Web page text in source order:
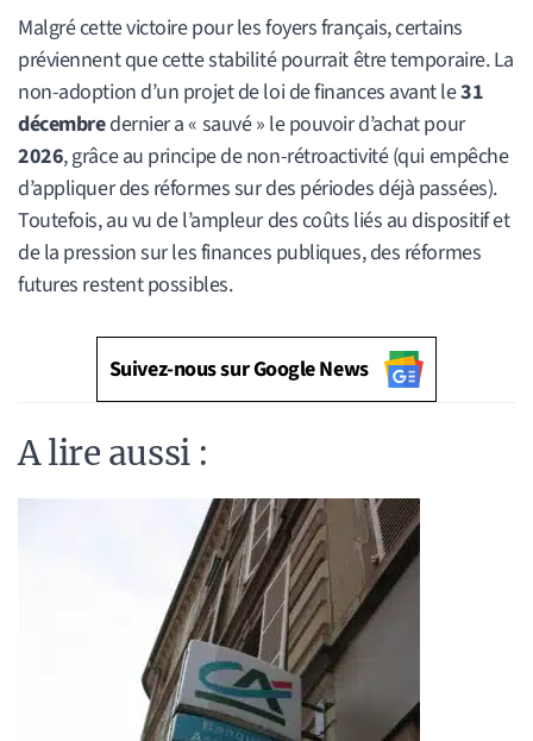
Malgré cette victoire pour les foyers français, certains
préviennent que cette stabilité pourrait être temporaire. La
non-adoption d’un projet de loi de finances avant le31
décembredernier a « sauvé » le pouvoir d’achat pour
2026, grâce au principe de non-rétroactivité (qui empêche
d’appliquer des réformes sur des périodes déjà passées).
Toutefois, au vu de l’ampleur des coûts liés au dispositif et
de la pression sur les finances publiques, des réformes
futures restent possibles.
Suivez-nous sur Google News
A lire aussi :